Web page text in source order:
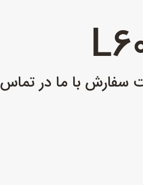
سفارش با ما در تماس